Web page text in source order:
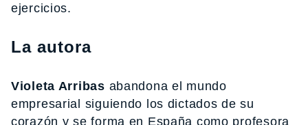
ejercicios.
La autora
Violeta Arribas abandona el mundo
empresarial siguiendo los dictados de su
corazón y se forma en España como profesora